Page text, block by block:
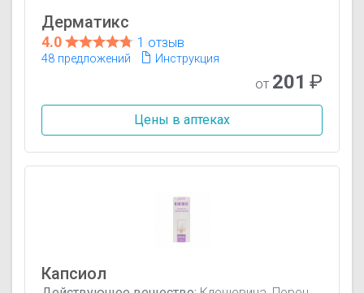
Дерматикс
4.0 1 отзыв
48 предложений Инструкция
от 201 ₽
Цены в аптеках
Капсиол